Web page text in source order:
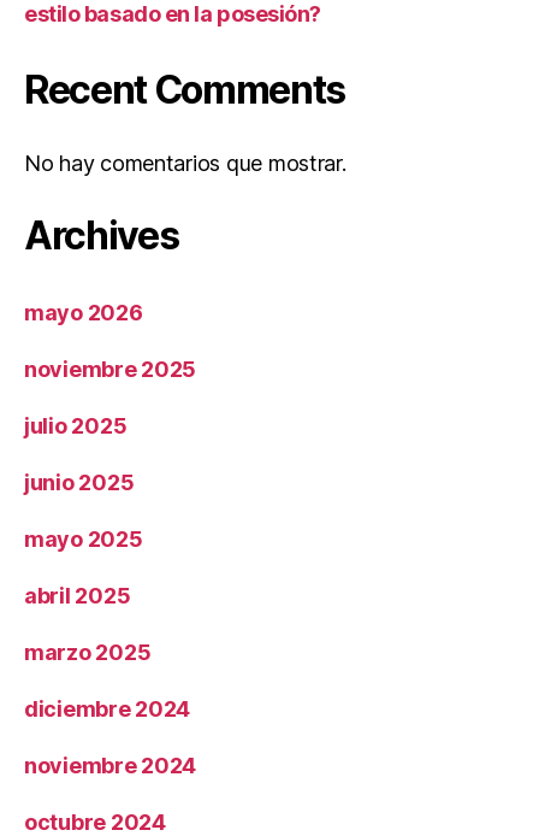
estilo basado en la posesión?
Recent Comments
No hay comentarios que mostrar.
Archives
mayo 2026
noviembre 2025
julio 2025
junio 2025
mayo 2025
abril 2025
marzo 2025
diciembre 2024
noviembre 2024
octubre 2024